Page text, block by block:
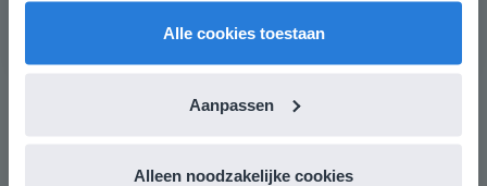
Alle cookies toestaan
Aanpassen
Alleen noodzakelijke cookies
English
Vlaanderen